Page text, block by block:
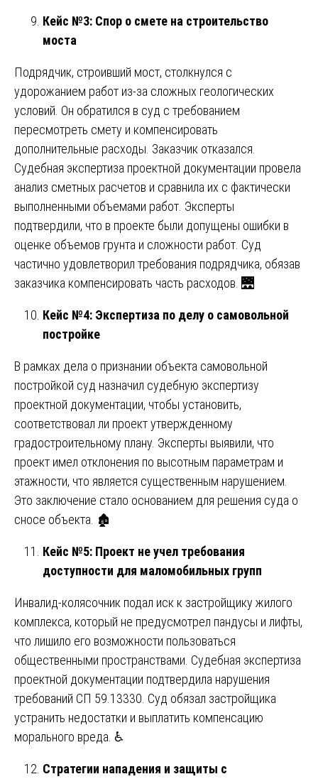
Кейс №3: Спор о смете на строительство
моста
Подрядчик, строивший мост, столкнулся с
удорожанием работ из-за сложных геологических
условий. Он обратился в суд с требованием
пересмотреть смету и компенсировать
дополнительные расходы. Заказчик отказался.
Судебная экспертиза проектной документации провела
анализ сметных расчетов и сравнила их с фактически
выполненными объемами работ. Эксперты
подтвердили, что в проекте были допущены ошибки в
оценке объемов грунта и сложности работ. Суд
частично удовлетворил требования подрядчика, обязав
заказчика компенсировать часть расходов. 🌉
Кейс №4: Экспертиза по делу о самовольной
постройке
В рамках дела о признании объекта самовольной
постройкой суд назначил судебную экспертизу
проектной документации, чтобы установить,
соответствовал ли проект утвержденному
градостроительному плану. Эксперты выявили, что
проект имел отклонения по высотным параметрам и
этажности, что является существенным нарушением.
Это заключение стало основанием для решения суда о
сносе объекта. 🏚️
Кейс №5: Проект не учел требования
доступности для маломобильных групп
Инвалид-колясочник подал иск к застройщику жилого
комплекса, который не предусмотрел пандусы и лифты,
что лишило его возможности пользоваться
общественными пространствами. Судебная экспертиза
проектной документации подтвердила нарушения
требований СП 59.13330. Суд обязал застройщика
устранить недостатки и выплатить компенсацию
морального вреда. ♿
Стратегии нападения и защиты с